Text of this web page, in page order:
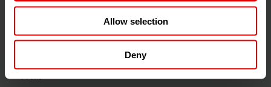
Allow selection
Deny
GM Series